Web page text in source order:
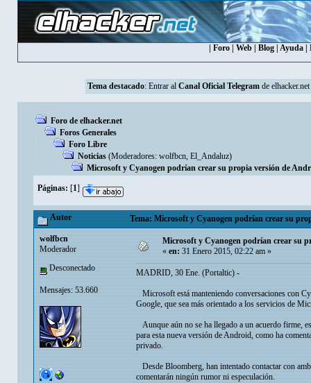
Foro Web Blog Ayuda
Tema destacado: Entrar al Canal Oficial Telegramde elhacker.net
Foro de elhacker.net
Foros Generales
Foro Libre
Noticias (Moderadores: wolfbcn, El_Andaluz)
Microsoft y Cyanogen podrían crear su propia versión de
Páginas: [1]
Autor Tema: Microsoft y Cyanogen podrían crear su
wolfbcn
Moderador
Desconectado
Mensajes: 53.660
Microsoft y Cyanogen podrían crear su
«en:31 Enero 2015, 02:22 am »
MADRID, 30 Ene. (Portaltic) -
Microsoft está manteniendo conversaciones con
Google, que sea más orientado a los servicios de
Aunque aún no se ha llegado a un acuerdo firme,
para esta nueva versión de Android, como ha
privado.
Desde Bloomberg, han intentado contactar con
comentarán ningún rumor ni especulación.